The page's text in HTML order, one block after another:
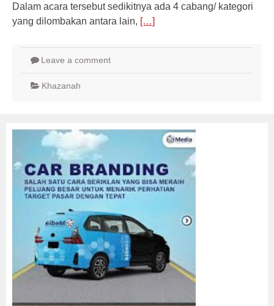
Dalam acara tersebut sedikitnya ada 4 cabang/ kategori
yang dilombakan antara lain, […]
Leave a comment
Khazanah